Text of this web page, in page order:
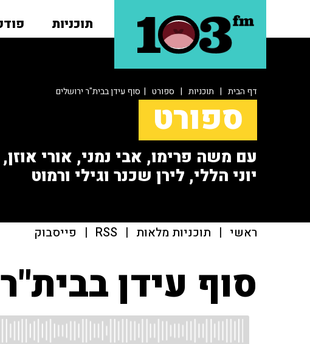
תוכניות
דף הבית | תוכניות | ספורט | סוף עידן בבית"ר ירושלים
ספורט
עם משה פרימו, אבי נמני, אורי אוזן,
יוני הללי, לירן שכנר וגילי ורמוט
ראשי | תוכניות מלאות |
RSS
| פייסבוק
סוף עידן